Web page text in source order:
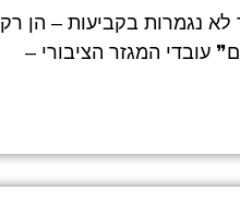
לא נגמרות בקביעות – הן רק
עובדי המגזר הציבורי –